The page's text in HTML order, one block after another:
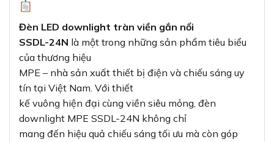
Đèn LED downlight tràn viền gắn nổi
SSDL-24N là một trong những sản phẩm tiêu biểu
của thương hiệu
MPE – nhà sản xuất thiết bị điện và chiếu sáng uy
tín tại Việt Nam. Với thiết
kế vuông hiện đại cùng viền siêu mỏng, đèn
downlight MPE SSDL-24N không chỉ
mang đến hiệu quả chiếu sáng tối ưu mà còn góp